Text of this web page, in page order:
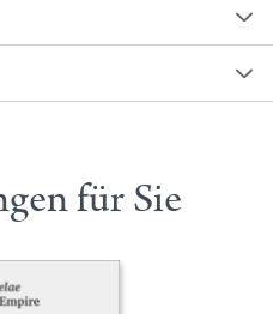
für Sie